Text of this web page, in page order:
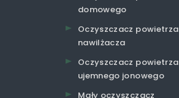
domowego
Oczyszczacz powietrza
nawilżacza
Oczyszczacz powietrza
ujemnego jonowego
Mały oczyszczacz